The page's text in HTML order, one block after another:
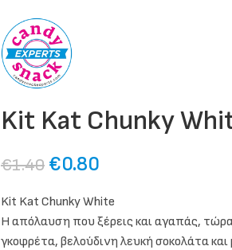
Kit Kat Chunky
€1.40 €0.80
Kit Kat Chunky White
Η απόλαυση που ξέρεις και αγαπάς,
γκοφρέτα, βελούδινη λευκή σοκολάτα